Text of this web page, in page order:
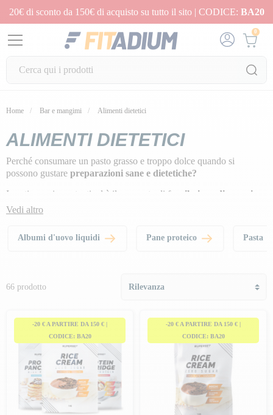
20€ di sconto da 150€ di acquisto su tutto il sito | CODICE: BA20
0
Home Bar e mangimi Alimenti dietetici
ALIMENTI DIETETICI
Perché consumare un pasto grasso e troppo dolce quando si
possono gustare preparazioni sane e dietetiche?
I pasti sono importanti ed è il momento di fare il pieno di energia
per la giornata, quindi li sfruttiamo al meglio e forniamo i
Vedi altro
Albumi d'uovo liquidi Pane proteico Pasta
66 prodotto
-20 € A PARTIRE DA 150 € |
CODICE: BA20
-20 € A PARTIRE DA 150 € |
CODICE: BA20